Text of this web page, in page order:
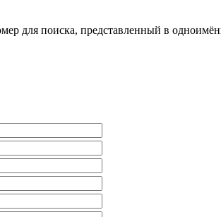
для поиска, представленный в